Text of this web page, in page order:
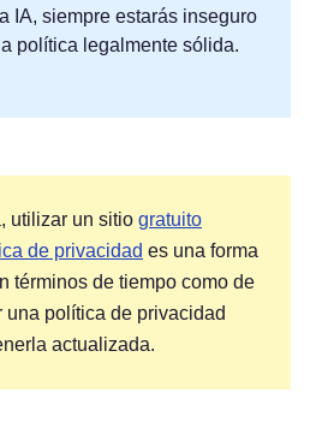
IA, siempre estarás inseguro
política legalmente sólida.
utilizar un sitio gratuito
de privacidad es una forma
términos de tiempo como de
una política de privacidad
actualizada.